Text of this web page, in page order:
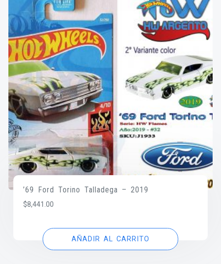
’69 Ford Torino Talladega – 2019
$8,441.00
AÑADIR AL CARRITO